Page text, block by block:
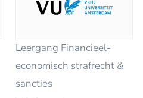
Leergang Financieel-
economisch strafrecht &
sancties